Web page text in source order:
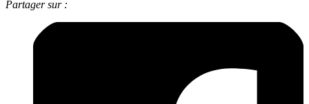
Partager sur :